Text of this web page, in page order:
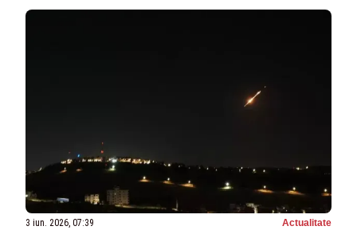
3 iun. 2026, 07:39 Actualitate